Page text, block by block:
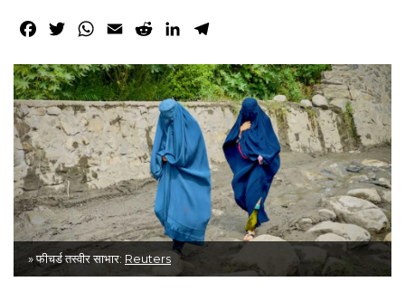
Facebook
TwitterWhatsApp
Email RedditLinkedIn
» फीचर्ड तस्वीर साभार: Reuters